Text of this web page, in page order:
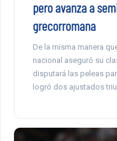
pero avanza a
grecorromana
De la misma manera
nacional aseguró su
disputará las peleas
logró dos ajustados